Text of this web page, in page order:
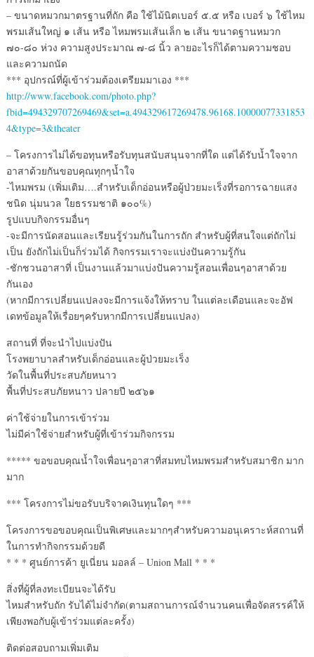
– ขนาดหมวกมาตรฐานที่ถัก คือ ใช้ไม้นิตเบอร์ ๕.๕ หรือ เบอร์ ๖ ใช้ไหม
พรมเส้นใหญ่ ๑ เส้น หรือ ไหมพรมเส้นเล็ก ๒ เส้น ขนาดฐานหมวก
๗๐-๘๐ ห่วง ความสูงประมาณ ๗-๘ นิ้ว ลายอะไรก็ได้ตามความชอบ
และความถนัด
*** อุปกรณ์ที่ผู้เข้าร่วมต้องเตรียมมาเอง ***
http://www.facebook.com/photo.php?
fbid=494329707269469&set=a.494329617269478.96168.10000077331853
4&type=3&theater
– โครงการไม่ได้ขอทุนหรือรับทุนสนับสนุนจากที่ใด แต่ได้รับน้ำใจจาก
อาสาด้วยกันขอบคุณทุกๆน้ำใจ
-ไหมพรม (เพิ่มเติม….สำหรับเด็กอ่อนหรือผู้ป่วยมะเร็งที่รอการฉายแสง
ชนิด นุ่มนวล ใยธรรมชาติ ๑๐๐%)
รูปแบบกิจกรรมอื่นๆ
-จะมีการนัดสอนและเรียนรู้ร่วมกันในการถัก สำหรับผู้ที่สนใจแต่ถักไม่
เป็น ยังถักไม่เป็นก็ร่วมได้ กิจกรรมเราจะแบ่งปันความรู้กัน
-ชักชวนอาสาที่ เป็นงานแล้วมาแบ่งปันความรู้สอนเพื่อนๆอาสาด้วย
กันเอง
(หากมีการเปลี่ยนแปลงจะมีการแจ้งให้ทราบ ในแต่ละเดือนและจะอัฟ
เดทข้อมูลให้เรื่อยๆครับหากมีการเปลี่ยนแปลง)
สถานที่ ที่จะนำไปแบ่งปัน
โรงพยาบาลสำหรับเด็กอ่อนและผู้ป่วยมะเร็ง
วัดในพื้นที่ประสบภัยหนาว
พื้นที่ประสบภัยหนาว ปลายปี ๒๕๖๑
ค่าใช้จ่ายในการเข้าร่วม
ไม่มีค่าใช้จ่ายสำหรับผู้ที่เข้าร่วมกิจกรรม
***** ขอขอบคุณน้ำใจเพื่อนๆอาสาที่สมทบไหมพรมสำหรับสมาชิก มาก
มาก
*** โครงการไม่ขอรับบริจาคเงินทุนใดๆ ***
โครงการขอขอบคุณเป็นพิเศษและมากๆสำหรับความอนุเคราะห์สถานที่
ในการทำกิจกรรมด้วยดี
* * * ศูนย์การค้า ยูเนี่ยน มอลล์ – Union Mall * * *
สิ่งที่ผู้ที่ลงทะเบียนจะได้รับ
ไหมสำหรับถัก รับได้ไม่จำกัด(ตามสถานการณ์จำนวนคนเพื่อจัดสรรค์ให้
เพียงพอกับผู้เข้าร่วมแต่ละครั้ง)
ติดต่อสอบถามเพิ่มเติม